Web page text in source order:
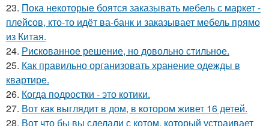
23. Пока некоторые боятся заказывать мебель с маркет -
плейсов, кто-то идёт ва-банк и заказывает мебель прямо
из Китая.
24. Рискованное решение, но довольно стильное.
25. Как правильно организовать хранение одежды в
квартире.
26. Когда подростки - это котики.
27. Вот как выглядит в дом, в котором живет 16 детей.
28. Вот что бы вы сделали с котом, который устраивает